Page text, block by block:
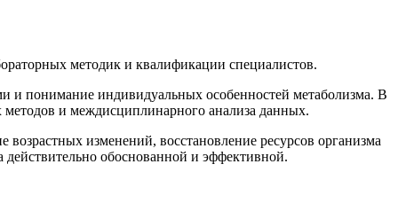
методик и квалификации специалистов.
и понимание индивидуальных особенностей метаболизма. В
методов и междисциплинарного анализа данных.
изменений, восстановление ресурсов организма
действительно обоснованной и эффективной.